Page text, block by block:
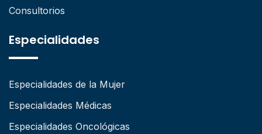
Consultorios
Especialidades
Especialidades de la Mujer
Especialidades Médicas
Especialidades Oncológicas